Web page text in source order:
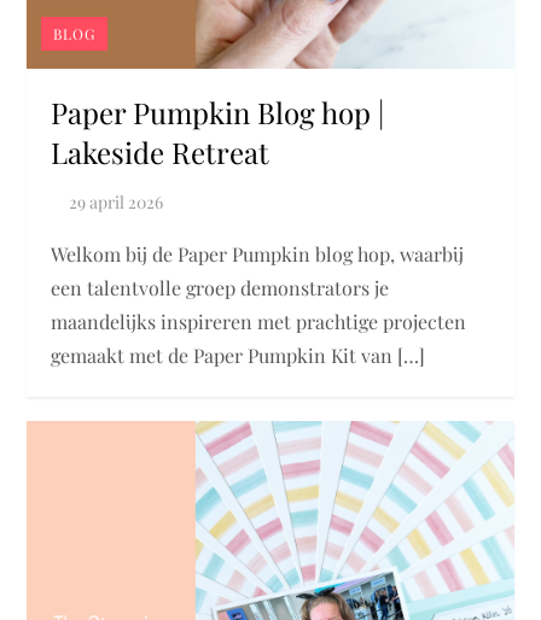
BLOG
Paper Pumpkin Blog hop |
Lakeside Retreat
Welkom bij de Paper Pumpkin blog hop, waarbij
een talentvolle groep demonstrators je
maandelijks inspireren met prachtige projecten
gemaakt met de Paper Pumpkin Kit van […]